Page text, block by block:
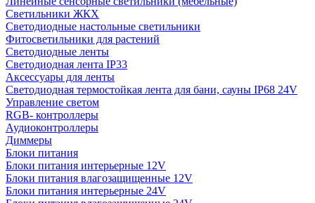
Светильники ЖКХ
Светодиодные настольные светильники
Фитосветильники для растений
Светодиодные ленты
Светодиодная лента IP33
Аксессуары для ленты
Светодиодная термостойкая лента для бани, сауны IP68 24V
Управление светом
RGB- контроллеры
Аудиоконтроллеры
Диммеры
Блоки питания
Блоки питания интерьерные 12V
Блоки питания влагозащищенные 12V
Блоки питания интерьерные 24V